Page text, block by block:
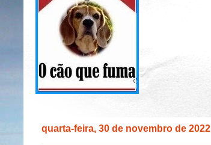
quarta-feira, 30 de novembro de 2022